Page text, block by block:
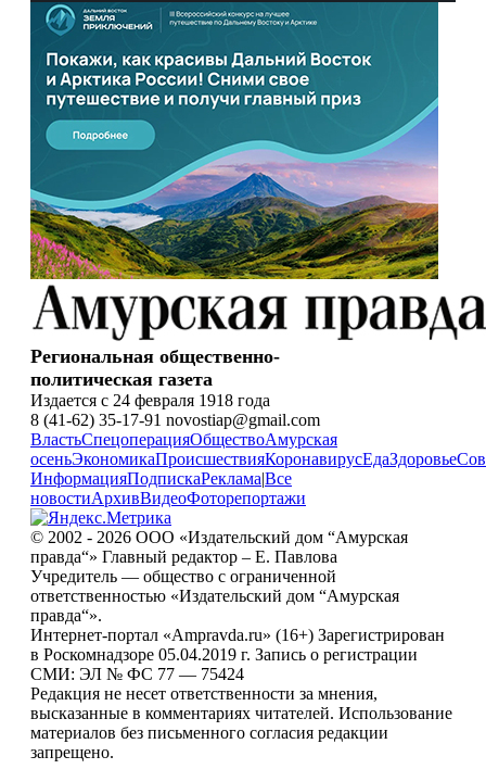
Региональная общественно-
политическая газета
Издается с 24 февраля 1918 года
8 (41-62) 35-17-91 novostiap@gmail.com
ВластьСпецоперацияОбществоАмурская
осеньЭкономикаПроисшествияКоронавирусЕдаЗдоровье
ИнформацияПодпискаРеклама|Все
новостиАрхивВидеоФоторепортажи
© 2002 - 2026 ООО «Издательский дом “Амурская
правда“» Главный редактор – Е. Павлова
Учредитель — общество с ограниченной
ответственностью «Издательский дом “Амурская
правда“».
Интернет-портал «Ampravda.ru» (16+) Зарегистрирован
в Роскомнадзоре 05.04.2019 г. Запись о регистрации
СМИ: ЭЛ № ФС 77 — 75424
Редакция не несет ответственности за мнения,
высказанные в комментариях читателей. Использование
материалов без письменного согласия редакции
запрещено.